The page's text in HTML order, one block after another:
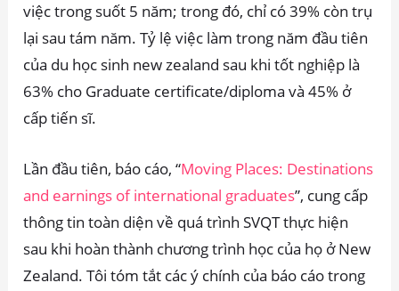
việc trong suốt 5 năm; trong đó, chỉ có 39% còn trụ
lại sau tám năm. Tỷ lệ việc làm trong năm đầu tiên
của du học sinh new zealand sau khi tốt nghiệp là
63% cho Graduate certificate/diploma và 45% ở
cấp tiến sĩ.
Lần đầu tiên, báo cáo, “Moving Places: Destinations
and earnings of international graduates”, cung cấp
thông tin toàn diện về quá trình SVQT thực hiện
sau khi hoàn thành chương trình học của họ ở New
Zealand. Tôi tóm tắt các ý chính của báo cáo trong